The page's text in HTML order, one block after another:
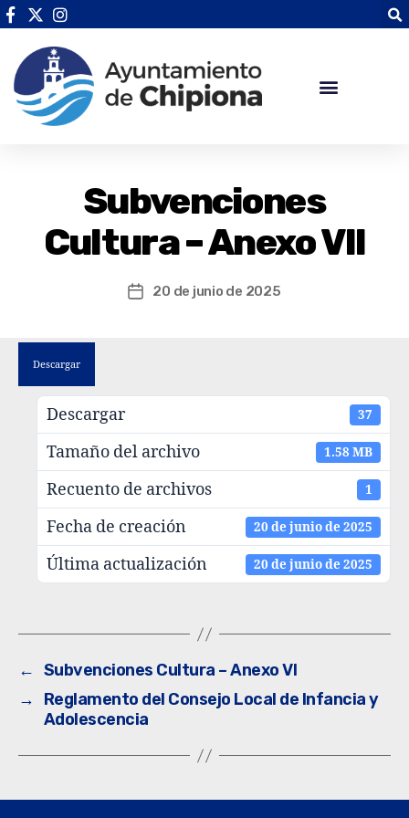
Subvenciones
Cultura – Anexo VII
20 de junio de 2025
Descargar
Descargar 37
Tamaño del archivo 1.58 MB
Recuento de archivos 1
Fecha de creación 20 de junio de 2025
Última actualización 20 de junio de 2025
← Subvenciones Cultura – Anexo VI
→
Reglamento del Consejo Local de Infancia y
Adolescencia